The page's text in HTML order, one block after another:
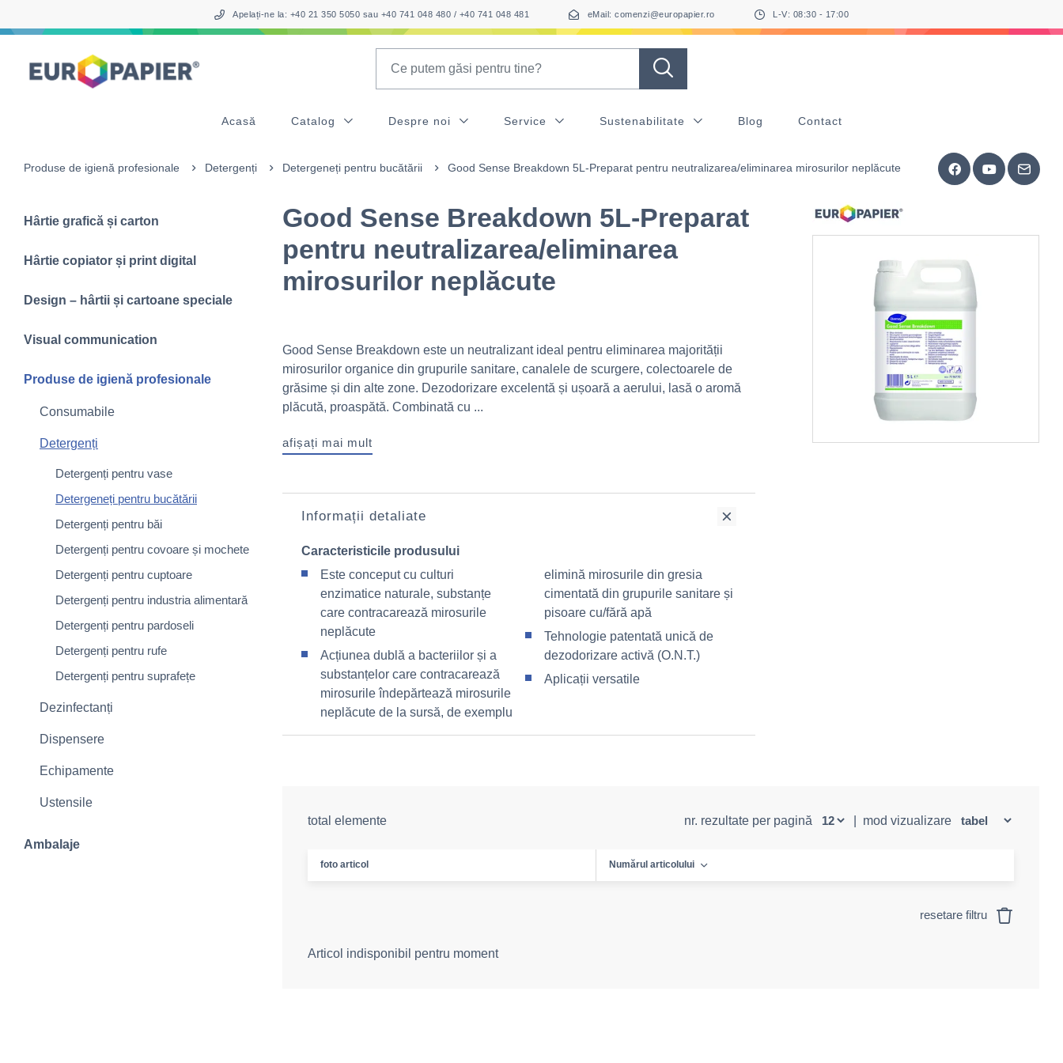
Apelați-ne la: +40 21 350 5050 sau +40 741 048 480 / +40 741 048 481 eMail: comenzi@europapier.ro L-V: 08:30 - 17:00
Acasă Catalog Despre noi Service Sustenabilitate Blog Contact
Produse de igienă profesionale Detergenți Detergeneți pentru bucătării Good Sense Breakdown 5L-Preparat pentru neutralizarea/eliminarea mirosurilor neplăcute
Hârtie grafică și carton
Hârtie copiator și print digital
Design – hârtii și cartoane speciale
Visual communication
Produse de igienă profesionale
Consumabile
Detergenți
Detergenți pentru vase
Detergeneți pentru bucătării
Detergenți pentru băi
Detergenți pentru covoare și mochete
Detergenți pentru cuptoare
Detergenți pentru industria alimentară
Detergenți pentru pardoseli
Detergenți pentru rufe
Detergenți pentru suprafețe
Dezinfectanți
Dispensere
Echipamente
Ustensile
Ambalaje
Good Sense Breakdown 5L-Preparat
pentru neutralizarea/eliminarea
mirosurilor neplăcute
Good Sense Breakdown este un neutralizant ideal pentru eliminarea majorității
mirosurilor organice din grupurile sanitare, canalele de scurgere, colectoarele de
grăsime și din alte zone. Dezodorizare excelentă și ușoară a aerului, lasă o aromă
plăcută, proaspătă. Combinată cu ...
afișați mai mult
Informații detaliate
Caracteristicile produsului
Este conceput cu culturi
enzimatice naturale, substanțe
care contracarează mirosurile
neplăcute
Acțiunea dublă a bacteriilor și a
substanțelor care contracarează
mirosurile îndepărtează mirosurile
neplăcute de la sursă, de exemplu
elimină mirosurile din gresia
cimentată din grupurile sanitare și
pisoare cu/fără apă
Tehnologie patentată unică de
dezodorizare activă (O.N.T.)
Aplicații versatile
total elemente nr. rezultate per pagină mod vizualizare
foto articol Numărul articolului
resetare filtru
Articol indisponibil pentru moment